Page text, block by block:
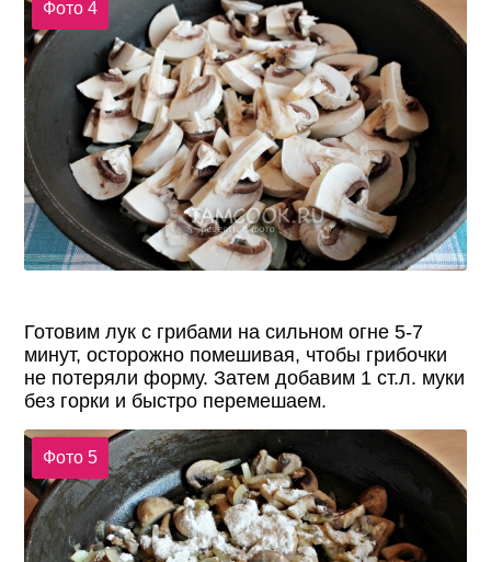
Фото 4
Готовим лук с грибами на сильном огне 5-7
минут, осторожно помешивая, чтобы грибочки
не потеряли форму. Затем добавим 1 ст.л. муки
без горки и быстро перемешаем.
Фото 5